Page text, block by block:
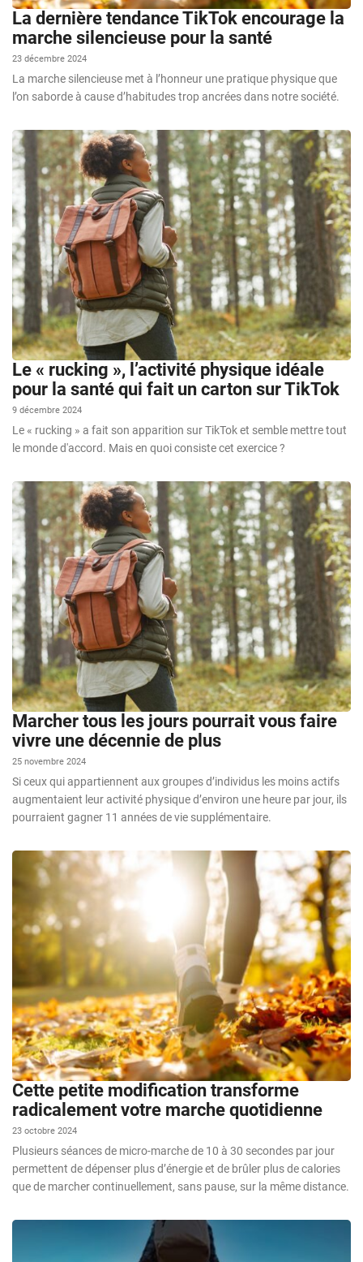
La dernière tendance TikTok encourage la
marche silencieuse pour la santé
23 décembre 2024
La marche silencieuse met à l’honneur une pratique physique que
l’on saborde à cause d’habitudes trop ancrées dans notre société.
Le « rucking », l’activité physique idéale
pour la santé qui fait un carton sur TikTok
9 décembre 2024
Le « rucking » a fait son apparition sur TikTok et semble mettre tout
le monde d'accord. Mais en quoi consiste cet exercice ?
Marcher tous les jours pourrait vous faire
vivre une décennie de plus
25 novembre 2024
Si ceux qui appartiennent aux groupes d’individus les moins actifs
augmentaient leur activité physique d’environ une heure par jour, ils
pourraient gagner 11 années de vie supplémentaire.
Cette petite modification transforme
radicalement votre marche quotidienne
23 octobre 2024
Plusieurs séances de micro-marche de 10 à 30 secondes par jour
permettent de dépenser plus d’énergie et de brûler plus de calories
que de marcher continuellement, sans pause, sur la même distance.